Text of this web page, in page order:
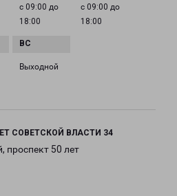
с 09:00 до
18:00
с 09:00 до
18:00
Выходной
СОВЕТСКОЙ ВЛАСТИ 34
проспект 50 лет